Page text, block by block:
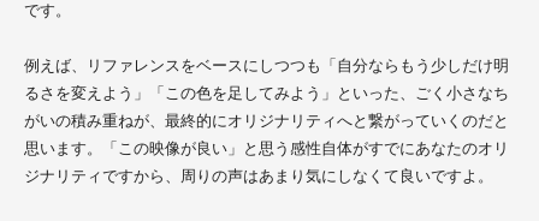
です。
例えば、リファレンスをベースにしつつも「自分ならもう少しだけ明
るさを変えよう」「この色を足してみよう」といった、ごく小さなち
がいの積み重ねが、最終的にオリジナリティへと繋がっていくのだと
思います。「この映像が良い」と思う感性自体がすでにあなたのオリ
ジナリティですから、周りの声はあまり気にしなくて良いですよ。